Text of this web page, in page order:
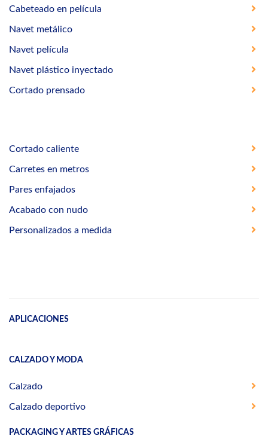
Cabeteado en película
Navet metálico
Navet película
Navet plástico inyectado
Cortado prensado
Cortado caliente
Carretes en metros
Pares enfajados
Acabado con nudo
Personalizados a medida
APLICACIONES
CALZADO Y MODA
Calzado
Calzado deportivo
PACKAGING Y ARTES GRÁFICAS